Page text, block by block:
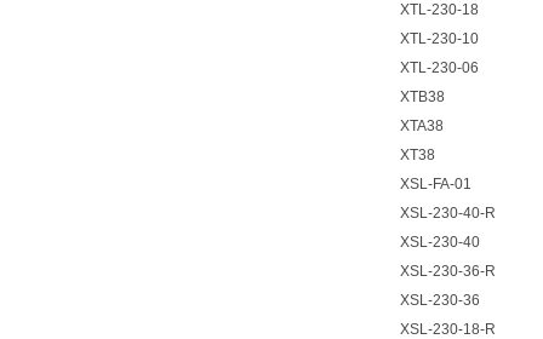
XTL-230-18
XTL-230-10
XTL-230-06
XTB38
XTA38
XT38
XSL-FA-01
XSL-230-40-R
XSL-230-40
XSL-230-36-R
XSL-230-36
XSL-230-18-R